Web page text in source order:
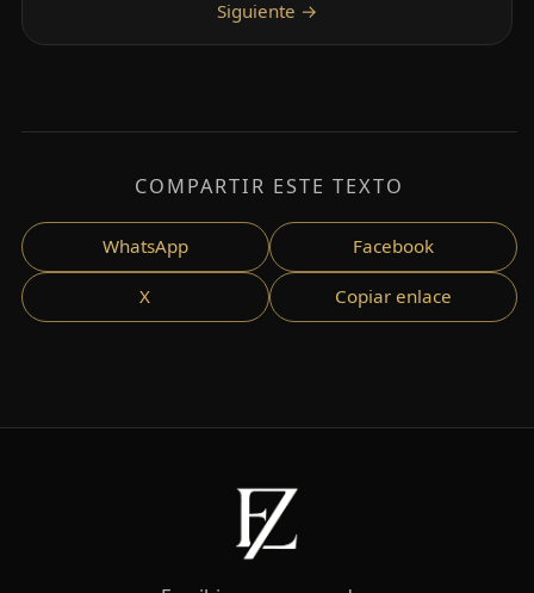
COMPARTIR ESTE TEXTO
WhatsApp Facebook
X Copiar enlace